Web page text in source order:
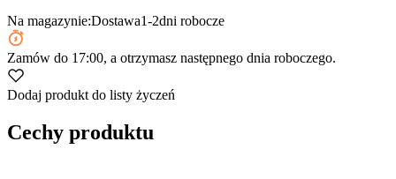
Na magazynie:Dostawa1-2dni robocze
Zamów do 17:00, a otrzymasz następnego dnia roboczego.
Dodaj produkt do listy życzeń
Cechy produktu